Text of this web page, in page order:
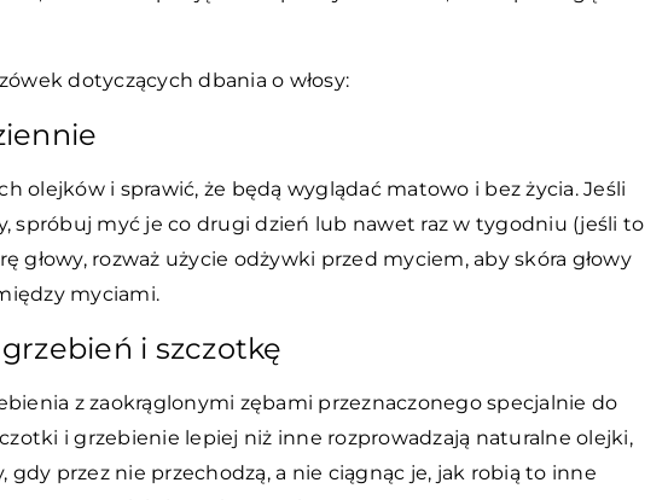
dotyczących dbania o włosy:
olejków i sprawić, że będą wyglądać matowo i bez życia. Jeśli
spróbuj myć je co drugi dzień lub nawet raz w tygodniu (jeśli to
głowy, rozważ użycie odżywki przed myciem, aby skóra głowy
myciami.
i szczotkę
z zaokrąglonymi zębami przeznaczonego specjalnie do
i grzebienie lepiej niż inne rozprowadzają naturalne olejki,
gdy przez nie przechodzą, a nie ciągnąc je, jak robią to inne